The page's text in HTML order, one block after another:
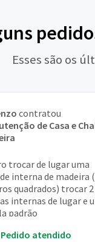
Esses são os
contratou
de Casa e
trocar de lugar uma
interna de madeira
quadrados) trocar 2
internas de lugar e
padrão
Pedido atendido